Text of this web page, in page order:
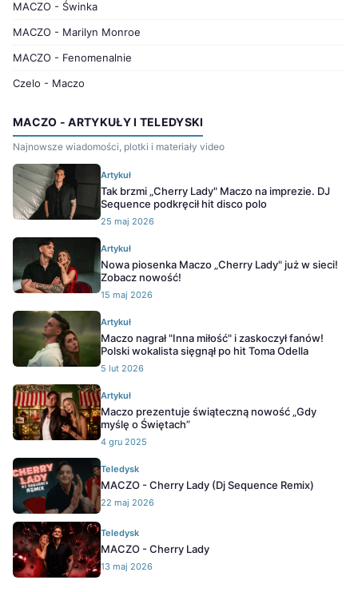
MACZO - Świnka
MACZO - Marilyn Monroe
MACZO - Fenomenalnie
Czelo - Maczo
MACZO - ARTYKUŁY I TELEDYSKI
Najnowsze wiadomości, plotki i materiały video
Artykuł
Tak brzmi „Cherry Lady" Maczo na imprezie. DJ
Sequence podkręcił hit disco polo
25 maj 2026
Artykuł
Nowa piosenka Maczo „Cherry Lady" już w sieci!
Zobacz nowość!
15 maj 2026
Artykuł
Maczo nagrał "Inna miłość" i zaskoczył fanów!
Polski wokalista sięgnął po hit Toma Odella
5 lut 2026
Artykuł
Maczo prezentuje świąteczną nowość „Gdy
myślę o Świętach”
4 gru 2025
Teledysk
MACZO - Cherry Lady (Dj Sequence Remix)
22 maj 2026
Teledysk
MACZO - Cherry Lady
13 maj 2026